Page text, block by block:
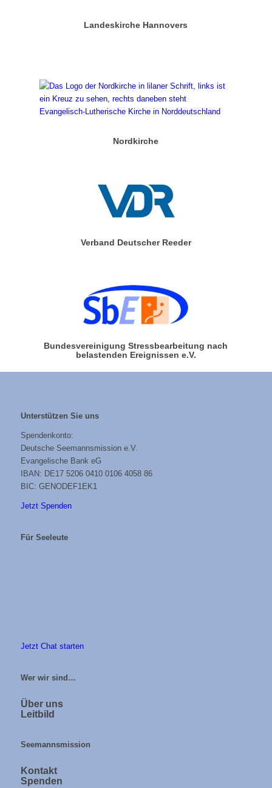
Landeskirche Hannovers
Nordkirche
Verband Deutscher Reeder
Bundesvereinigung Stressbearbeitung nach
belastenden Ereignissen e.V.
Unterstützen Sie uns
Spendenkonto:
Deutsche Seemannsmission e.V.
Evangelische Bank eG
IBAN: DE17 5206 0410 0106 4058 86
BIC: GENODEF1EK1
Jetzt Spenden
Für Seeleute
Jetzt Chat starten
Wer wir sind…
Über uns
Leitbild
Seemannsmission
Kontakt
Spenden